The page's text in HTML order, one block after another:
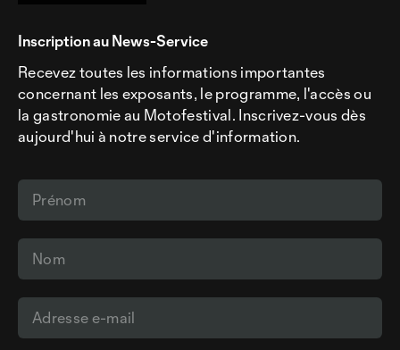
Inscription au News-Service
Recevez toutes les informations importantes
concernant les exposants, le programme, l'accès ou
la gastronomie au Motofestival. Inscrivez-vous dès
aujourd'hui à notre service d'information.